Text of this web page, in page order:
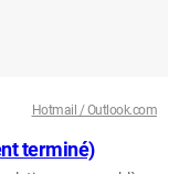
Hotmail / Outlook.com
terminé)